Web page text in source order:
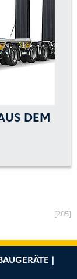
DEM
[205]
|